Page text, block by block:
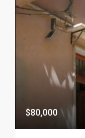
$80,000